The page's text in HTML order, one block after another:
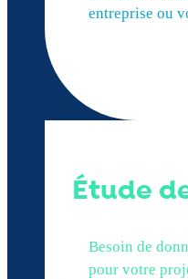
entreprise ou
Étude
Besoin de
pour votre